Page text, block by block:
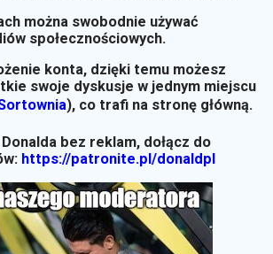
można swobodnie używać
społecznościowych.
konta, dzięki temu możesz
swoje dyskusje w jednym miejscu
), co trafi na stronę główną.
bez reklam, dołącz do
https://patronite.pl/donaldpl